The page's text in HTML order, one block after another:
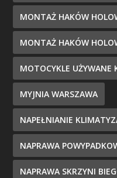
MONTAŻ HAKÓW
MONTAŻ HAKÓW
MOTOCYKLE UŻYWANE
MYJNIA WARSZAWA
NAPEŁNIANIE
NAPRAWA
NAPRAWA SKRZYNI